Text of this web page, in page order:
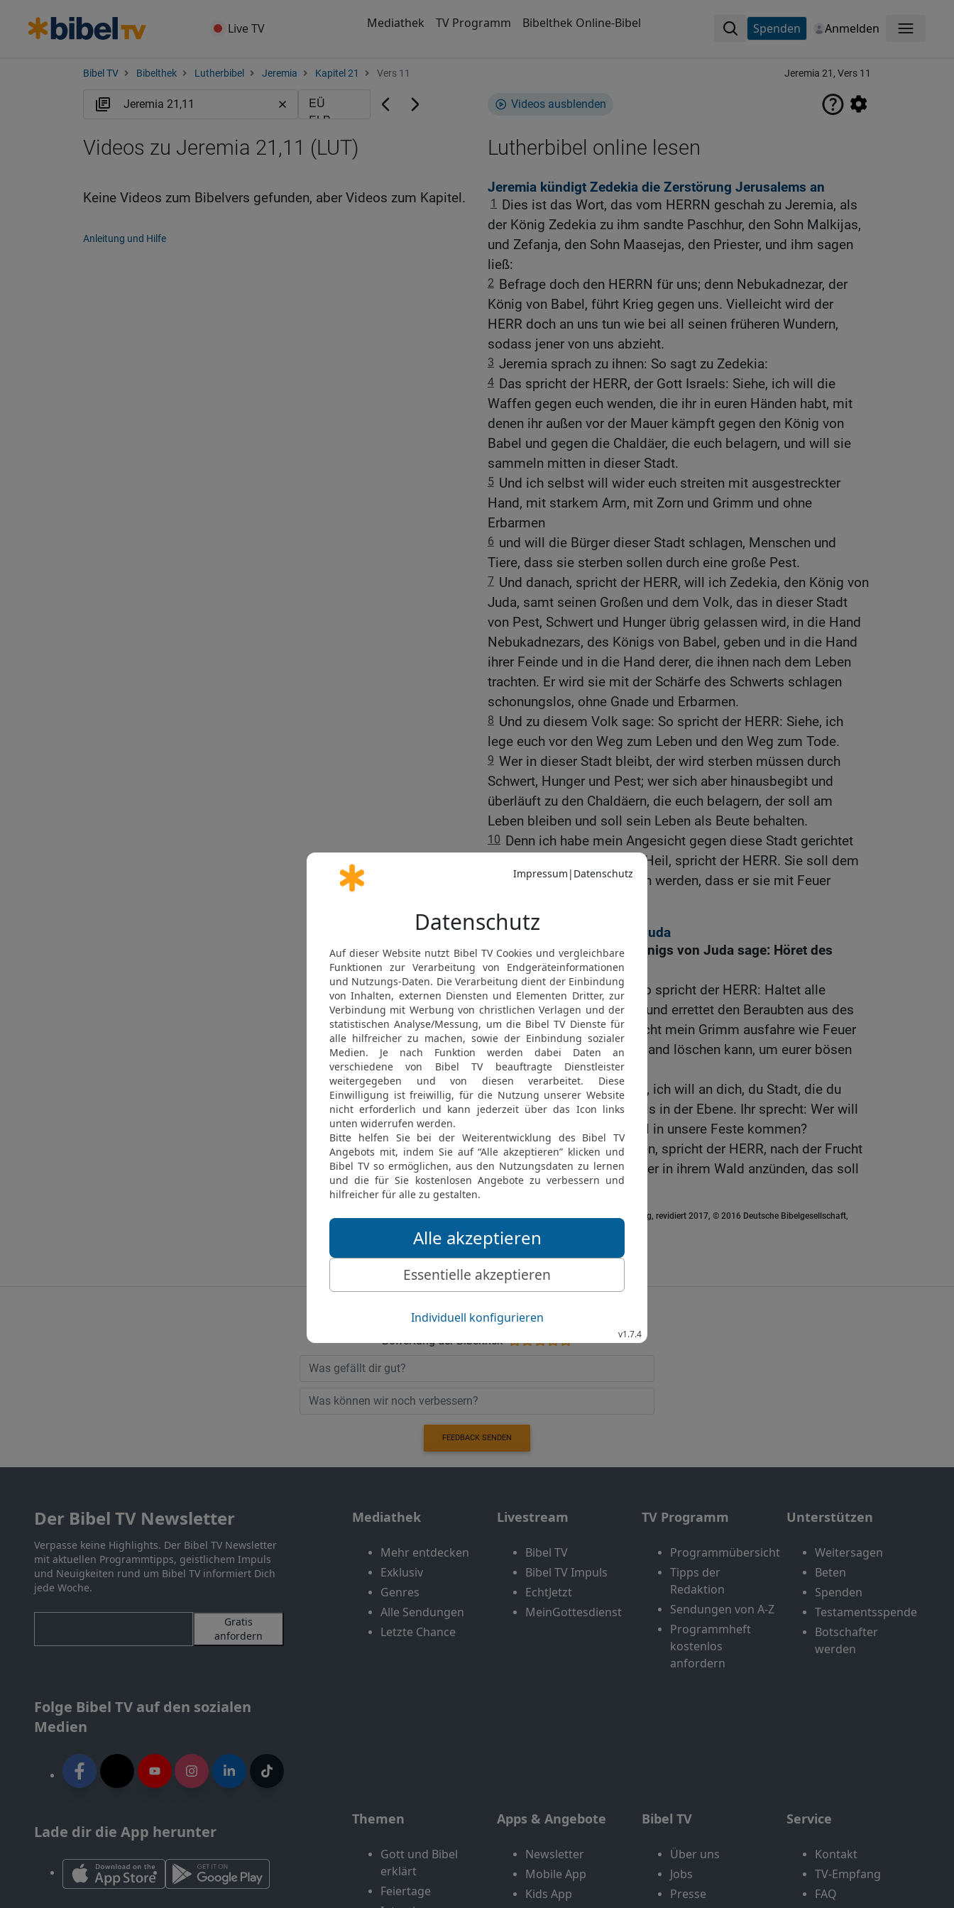
Live TV Mediathek TV Programm Bibelthek Online-Bibel Spenden Anmelden Menü
Bibel TV Bibelthek Lutherbibel Jeremia Kapitel 21 Vers 11 Jeremia 21, Vers 11
Videos ausblenden
Lutherbibel online lesen
Jeremia kündigt Zedekia die Zerstörung Jerusalems an
1
Dies ist das Wort, das vom HERRN geschah zu Jeremia, als
der König Zedekia zu ihm sandte Paschhur, den Sohn Malkijas,
und Zefanja, den Sohn Maasejas, den Priester, und ihm sagen
ließ:
2 Befrage doch den HERRN für uns; denn Nebukadnezar, der
König von Babel, führt Krieg gegen uns. Vielleicht wird der
HERR doch an uns tun wie bei all seinen früheren Wundern,
sodass jener von uns abzieht.
3 Jeremia sprach zu ihnen: So sagt zu Zedekia:
4 Das spricht der HERR, der Gott Israels: Siehe, ich will die
Waffen gegen euch wenden, die ihr in euren Händen habt, mit
denen ihr außen vor der Mauer kämpft gegen den König von
Babel und gegen die Chaldäer, die euch belagern, und will sie
sammeln mitten in dieser Stadt.
5 Und ich selbst will wider euch streiten mit ausgestreckter
Hand, mit starkem Arm, mit Zorn und Grimm und ohne
Erbarmen
6 und will die Bürger dieser Stadt schlagen, Menschen und
Tiere, dass sie sterben sollen durch eine große Pest.
7 Und danach, spricht der HERR, will ich Zedekia, den König von
Juda, samt seinen Großen und dem Volk, das in dieser Stadt
von Pest, Schwert und Hunger übrig gelassen wird, in die Hand
Nebukadnezars, des Königs von Babel, geben und in die Hand
ihrer Feinde und in die Hand derer, die ihnen nach dem Leben
trachten. Er wird sie mit der Schärfe des Schwerts schlagen
schonungslos, ohne Gnade und Erbarmen.
8 Und zu diesem Volk sage: So spricht der HERR: Siehe, ich
lege euch vor den Weg zum Leben und den Weg zum Tode.
9 Wer in dieser Stadt bleibt, der wird sterben müssen durch
Schwert, Hunger und Pest; wer sich aber hinausbegibt und
überläuft zu den Chaldäern, die euch belagern, der soll am
Leben bleiben und soll sein Leben als Beute behalten.
10 Denn ich habe mein Angesicht gegen diese Stadt gerichtet
zum Unheil und nicht zum Heil, spricht der HERR. Sie soll dem
König von Babel übergeben werden, dass er sie mit Feuer
Worte an die Könige von Juda
11 Und zum Hause des Königs von Juda sage: Höret des
HERRN Wort,
12 ihr vom Hause David! So spricht der HERR: Haltet alle
Morgen gerechtes Gericht und errettet den Beraubten aus des
Frevlers Hand, auf dass nicht mein Grimm ausfahre wie Feuer
und brenne, ohne dass jemand löschen kann, um eurer bösen
Taten willen.
13 Siehe, spricht der HERR, ich will an dich, du Stadt, die du
wohnst im Talgrund, du Fels in der Ebene. Ihr sprecht: Wer will
uns überfallen, und wer will in unsere Feste kommen?
14 Ich will euch heimsuchen, spricht der HERR, nach der Frucht
eures Tuns; ich will ein Feuer in ihrem Wald anzünden, das soll
alles umher verzehren.
Die Bibel nach Martin Luthers Übersetzung, revidiert 2017, © 2016 Deutsche Bibelgesellschaft,
Videos zu Jeremia 21,11 (LUT)
Keine Videos zum Bibelvers gefunden, aber Videos zum Kapitel.
Anleitung und Hilfe
Möchtest du uns Feedback geben?
Bewertung der Bibelthek
FEEDBACK SENDEN
Der Bibel TV Newsletter
Verpasse keine Highlights. Der Bibel TV Newsletter
mit aktuellen Programmtipps, geistlichem Impuls
und Neuigkeiten rund um Bibel TV informiert Dich
jede Woche.
Gratis
anfordern
Folge Bibel TV auf den sozialen
Medien
Lade dir die App herunter
Mediathek
Mehr entdecken
Exklusiv
Genres
Alle Sendungen
Letzte Chance
Livestream
Bibel TV
Bibel TV Impuls
EchtJetzt
MeinGottesdienst
TV Programm
Programmübersicht
Tipps der
Redaktion
Sendungen von A-Z
Programmheft
kostenlos
anfordern
Unterstützen
Weitersagen
Beten
Spenden
Testamentsspende
Botschafter
werden
Themen
Gott und Bibel
erklärt
Feiertage
Apps & Angebote
Newsletter
Mobile App
Kids App
Bibel TV
Über uns
Jobs
Presse
Service
Kontakt
TV-Empfang
FAQ